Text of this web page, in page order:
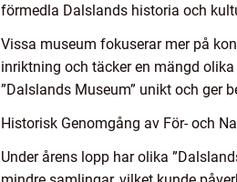
förmedla Dalslands historia och
Vissa museum fokuserar mer på
inriktning och täcker en mängd
”Dalslands Museum” unikt och ger
Historisk Genomgång av För- och
Under årens lopp har olika